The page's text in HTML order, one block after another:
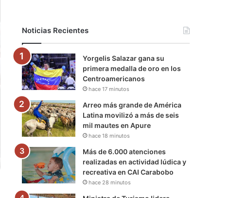
o
k
r
e
r
a
m
a
m
Noticias Recientes
Yorgelis Salazar gana su
primera medalla de oro en los
Centroamericanos
hace 17 minutos
Arreo más grande de América
Latina movilizó a más de seis
mil mautes en Apure
hace 18 minutos
Más de 6.000 atenciones
realizadas en actividad lúdica y
recreativa en CAI Carabobo
hace 28 minutos